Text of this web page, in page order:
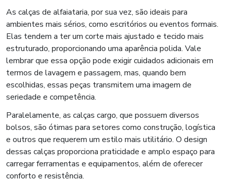
As calças de alfaiataria, por sua vez, são ideais para
ambientes mais sérios, como escritórios ou eventos formais.
Elas tendem a ter um corte mais ajustado e tecido mais
estruturado, proporcionando uma aparência polida. Vale
lembrar que essa opção pode exigir cuidados adicionais em
termos de lavagem e passagem, mas, quando bem
escolhidas, essas peças transmitem uma imagem de
seriedade e competência.
Paralelamente, as calças cargo, que possuem diversos
bolsos, são ótimas para setores como construção, logística
e outros que requerem um estilo mais utilitário. O design
dessas calças proporciona praticidade e amplo espaço para
carregar ferramentas e equipamentos, além de oferecer
conforto e resistência.